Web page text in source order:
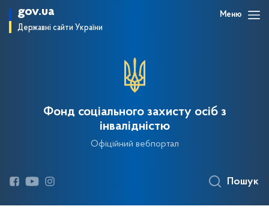
gov.ua
Державні сайти України
Меню
Фонд соціального захисту осіб з
інвалідністю
Офіційний вебпортал
Пошук